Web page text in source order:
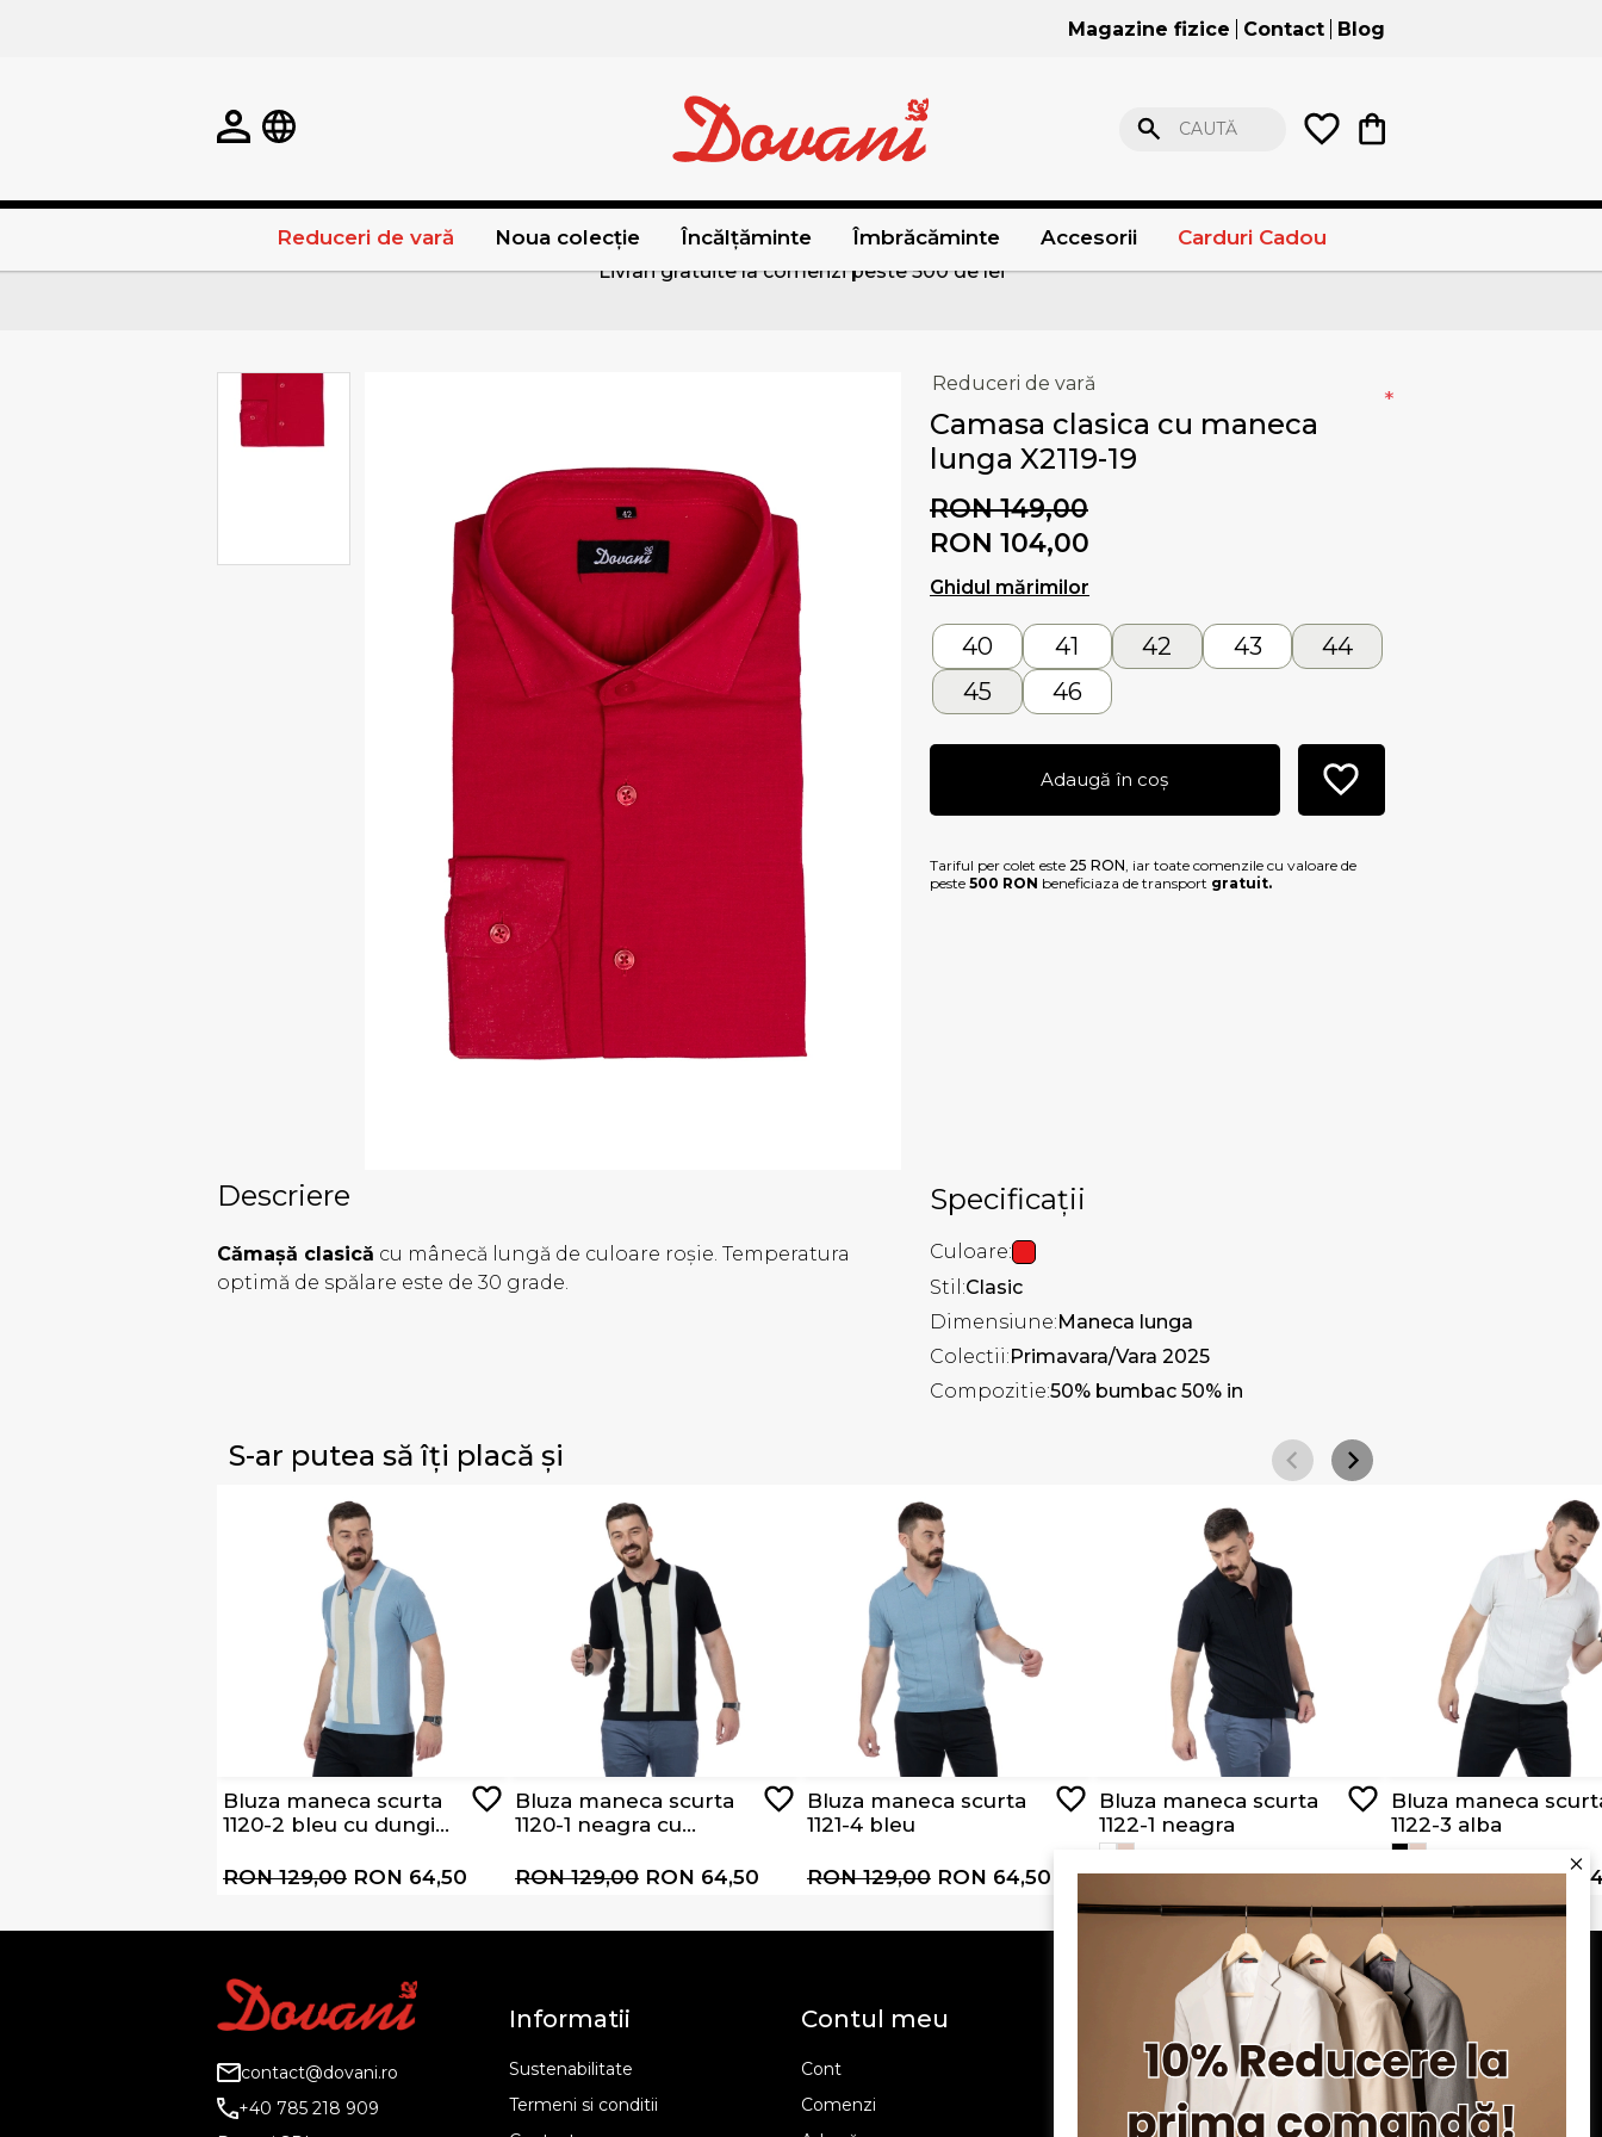
Magazine fizice Contact Blog
CAUTĂ
Reduceri de vară Noua colecție Încălțăminte Îmbrăcăminte Accesorii Carduri Cadou
Livrari gratuite la comenzi peste 500 de lei
Reduceri de vară
Camasa clasica cu maneca
lunga X2119-19
RON 149,00
RON 104,00
Ghidul mărimilor
*
40 41 42 43
44
45
46
Adaugă în coș
Tariful per colet este 25 RON , iar toate comenzile cu valoare de
peste 500 RON beneficiaza de transport gratuit.
Descriere
Cămașă clasică cu mânecă lungă de culoare roșie. Temperatura
optimă de spălare este de 30 grade.
Specificații
Culoare:
Stil:Clasic
Dimensiune:Maneca lunga
Colectii:Primavara/Vara 2025
Compozitie:50% bumbac 50% in
S-ar putea să îți placă și
Bluza maneca scurta
1120-2 bleu cu dungi
RON 129,00 RON 64,50
Bluza maneca scurta
1120-1 neagra cu
RON 129,00 RON 64,50
Bluza maneca scurta
1121-4 bleu
RON 129,00 RON 64,50
Bluza maneca scurta
1122-1 neagra
RON 129,00 RON 64,50
Bluza maneca
1122-3 alba
RON 129,00 RON
contact@dovani.ro
+40 785 218 909
Informatii
Sustenabilitate
Termeni si conditii
Contul meu
Cont
Comenzi
Serviciu clienți
Apariții în presă